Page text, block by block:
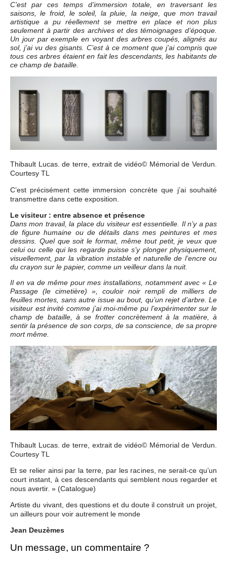
C’est par ces temps d’immersion totale, en traversant les
saisons, le froid, le soleil, la pluie, la neige, que mon travail
artistique a pu réellement se mettre en place et non plus
seulement à partir des archives et des témoignages d’époque.
Un jour par exemple en voyant des arbres coupés, alignés au
sol, j’ai vu des gisants. C’est à ce moment que j’ai compris que
tous ces arbres étaient en fait les descendants, les habitants de
ce champ de bataille.
Thibault Lucas. de terre, extrait de vidéo© Mémorial de Verdun.
Courtesy TL
C’est précisément cette immersion concrète que j’ai souhaité
transmettre dans cette exposition.
Le visiteur : entre absence et présence
Dans mon travail, la place du visiteur est essentielle. Il n’y a pas
de figure humaine ou de détails dans mes peintures et mes
dessins. Quel que soit le format, même tout petit, je veux que
celui ou celle qui les regarde puisse s’y plonger physiquement,
visuellement, par la vibration instable et naturelle de l’encre ou
du crayon sur le papier, comme un veilleur dans la nuit.
Il en va de même pour mes installations, notamment avec « Le
Passage (le cimetière) », couloir noir rempli de milliers de
feuilles mortes, sans autre issue au bout, qu’un rejet d’arbre. Le
visiteur est invité comme j’ai moi-même pu l’expérimenter sur le
champ de bataille, à se frotter concrètement à la matière, à
sentir la présence de son corps, de sa conscience, de sa propre
mort même.
Thibault Lucas. de terre, extrait de vidéo© Mémorial de Verdun.
Courtesy TL
Et se relier ainsi par la terre, par les racines, ne serait-ce qu’un
court instant, à ces descendants qui semblent nous regarder et
nous avertir. » (Catalogue)
Artiste du vivant, des questions et du doute il construit un projet,
un ailleurs pour voir autrement le monde
Jean Deuzèmes
Un message, un commentaire ?